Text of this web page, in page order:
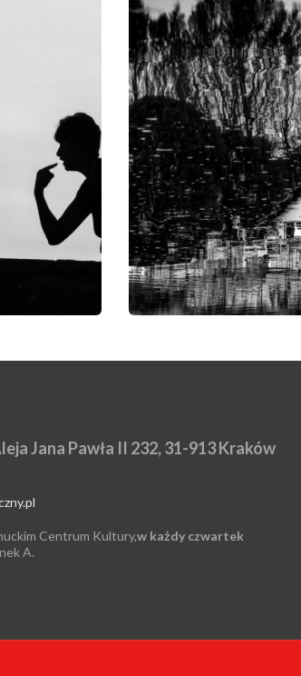
Jana Pawła II 232, 31-913 Kraków
Centrum Kultury,w każdy czwartek
A.